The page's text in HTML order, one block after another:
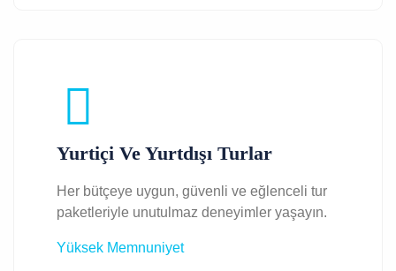
Yurtiçi Ve Yurtdışı Turlar
Her bütçeye uygun, güvenli ve eğlenceli tur
paketleriyle unutulmaz deneyimler yaşayın.
Yüksek Memnuniyet